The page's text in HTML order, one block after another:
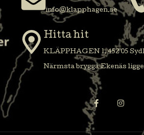
info@klapphagen.se
Hitta hit
KLÄPPHAGEN 1, 452 05
Närmsta brygga Ekenäs